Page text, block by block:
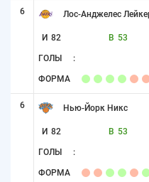
6 Лос-Анджелес
И 82 В 53
ГОЛЫ :
ФОРМА
6 Нью-Йорк Никс
И 82 В 53
ГОЛЫ :
ФОРМА